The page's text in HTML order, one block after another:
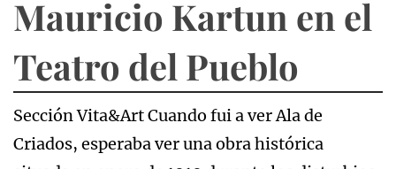
Mauricio Kartun en el
Teatro del Pueblo
Sección Vita&Art Cuando fui a ver Ala de
Criados, esperaba ver una obra histórica